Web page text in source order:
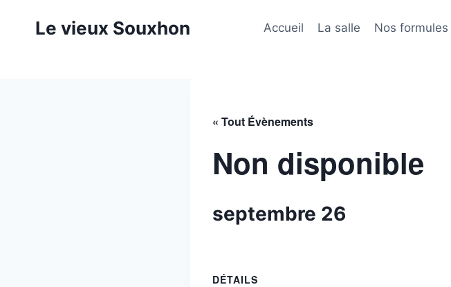
Le vieux Souxhon Accueil La salle Nos formules
« Tout Évènements
Non disponible
septembre 26
DÉTAILS